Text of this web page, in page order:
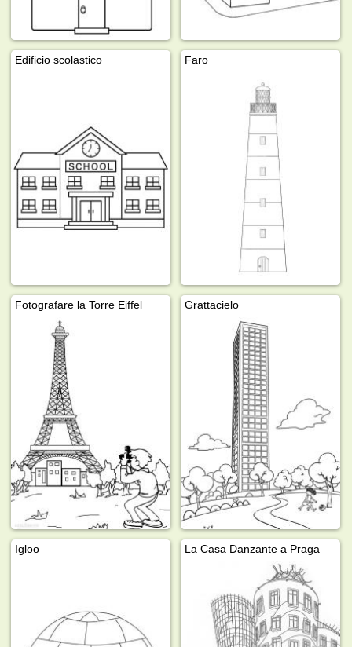
Edificio scolastico Faro
Fotografare la Torre Eiffel Grattacielo
Igloo La Casa Danzante a Praga